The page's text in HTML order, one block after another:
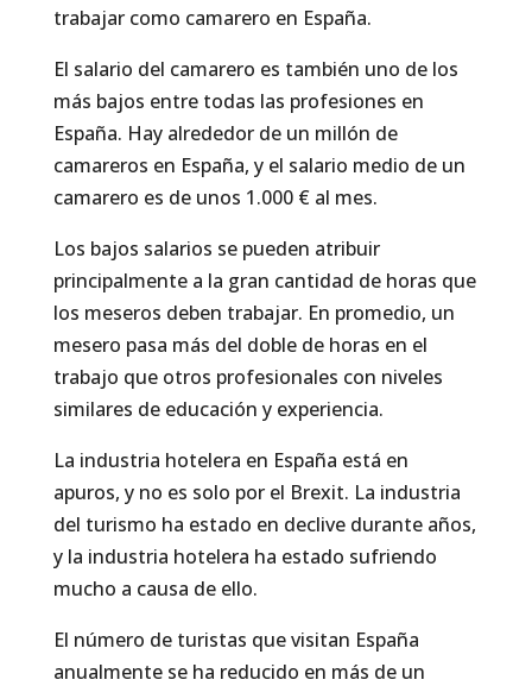
trabajar como camarero en España.
El salario del camarero es también uno de los
más bajos entre todas las profesiones en
España. Hay alrededor de un millón de
camareros en España, y el salario medio de un
camarero es de unos 1.000 € al mes.
Los bajos salarios se pueden atribuir
principalmente a la gran cantidad de horas que
los meseros deben trabajar. En promedio, un
mesero pasa más del doble de horas en el
trabajo que otros profesionales con niveles
similares de educación y experiencia.
La industria hotelera en España está en
apuros, y no es solo por el Brexit. La industria
del turismo ha estado en declive durante años,
y la industria hotelera ha estado sufriendo
mucho a causa de ello.
El número de turistas que visitan España
anualmente se ha reducido en más de un